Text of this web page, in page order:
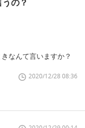
なんて言いますか？
2020/12/28 08:36